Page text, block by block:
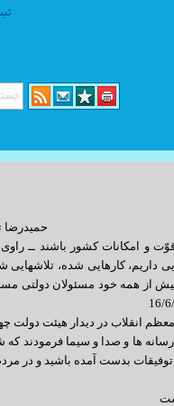
sales@sitesaz.ir : فروش
Billing@sitesaz.ir : امور مالی
support@sitesaz.ir : پشتیبانی
develop@sitesaz.ir : برنامه نویسی
و امکانات کشور باشند ــ
داریم، کارهایی شده، تلاشهایی
از همه خود مسئولان دولتی
انقلاب در دیدار هیئت دولت
ها و صدا و سیما فرمودند که
بدست آمده باشید و در